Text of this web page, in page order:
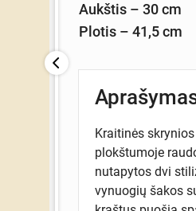
Aukštis – 30 cm
Plotis – 41,5 cm
Kraitinės
plokštumoje
nutapytos dvi
vynuogių šakos